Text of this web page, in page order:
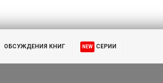
ОБСУЖДЕНИЯ КНИГ NEW СЕРИИ